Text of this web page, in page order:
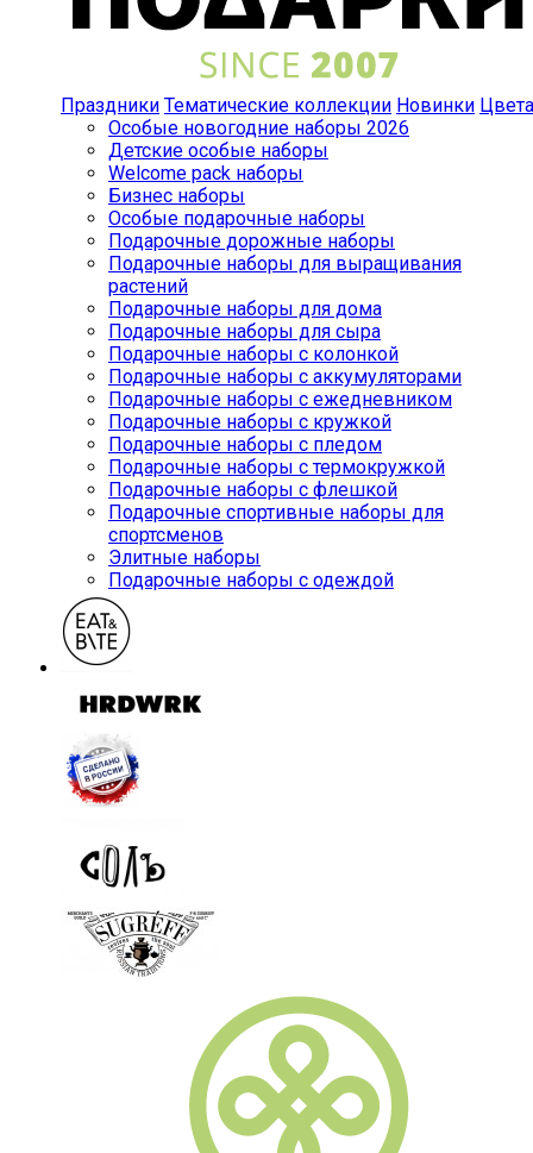
Праздники Тематические коллекции Новинки Цвета
Особые новогодние наборы 2026
Детские особые наборы
Welcome pack наборы
Бизнес наборы
Особые подарочные наборы
Подарочные дорожные наборы
Подарочные наборы для выращивания
растений
Подарочные наборы для дома
Подарочные наборы для сыра
Подарочные наборы с колонкой
Подарочные наборы с аккумуляторами
Подарочные наборы с ежедневником
Подарочные наборы с кружкой
Подарочные наборы с пледом
Подарочные наборы с термокружкой
Подарочные наборы с флешкой
Подарочные спортивные наборы для
спортсменов
Элитные наборы
Подарочные наборы с одеждой